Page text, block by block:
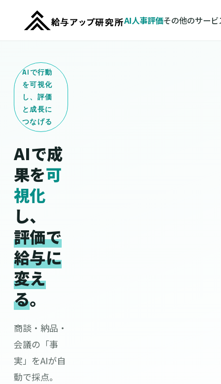
AI人事評価その他のサービ
AIで行動
を可視化
し、評価
と成長に
つなげる
AIで成
果を可
視化
し、
評価で
給与に
変え
る。
商談・納品・
会議の「事
実」をAIが自
動で採点。